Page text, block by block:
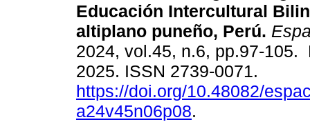
Educación Intercultural
altiplano puneño, Perú.
2024, vol.45, n.6, pp.97-105.
2025. ISSN 2739-0071.
https://doi.org/10.48082/
a24v45n06p08.